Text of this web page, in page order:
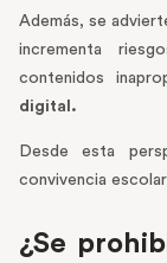
Además, se
incrementa
contenidos
digital.
Desde esta
convivencia
¿Se